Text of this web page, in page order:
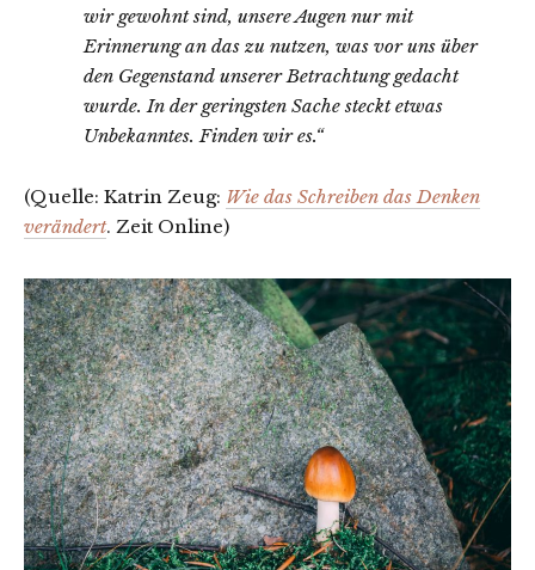
wir gewohnt sind, unsere Augen nur mit
Erinnerung an das zu nutzen, was vor uns über
den Gegenstand unserer Betrachtung gedacht
wurde. In der geringsten Sache steckt etwas
Unbekanntes. Finden wir es.“
(Quelle: Katrin Zeug: Wie das Schreiben das Denken
verändert. Zeit Online)